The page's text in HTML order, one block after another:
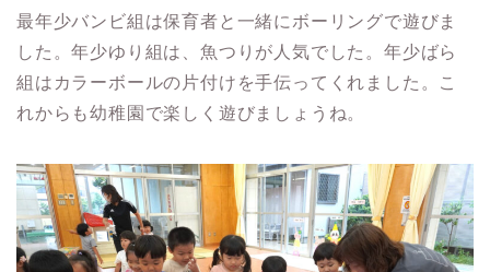
最年少バンビ組は保育者と一緒にボーリングで遊びま
した。年少ゆり組は、魚つりが人気でした。年少ばら
組はカラーボールの片付けを手伝ってくれました。こ
れからも幼稚園で楽しく遊びましょうね。